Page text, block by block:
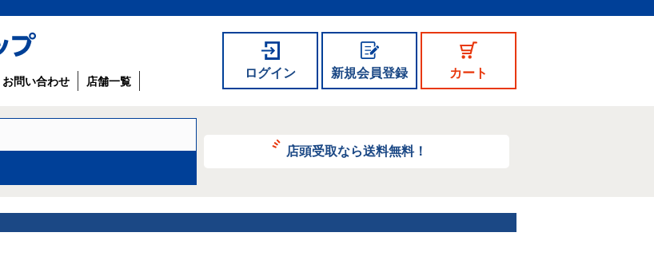
ログイン 新規会員登録 カート
お問い合わせ 店舗一覧
店頭受取なら送料無料！